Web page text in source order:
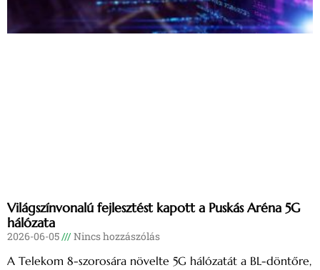
Világszínvonalú fejlesztést kapott a Puskás Aréna 5G
hálózata
2026-06-05 Nincs hozzászólás
A Telekom 8-szorosára növelte 5G hálózatát a BL-döntőre,